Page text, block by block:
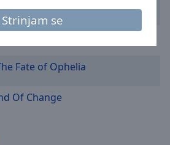
Strinjam se
Fate of Ophelia
Of Change